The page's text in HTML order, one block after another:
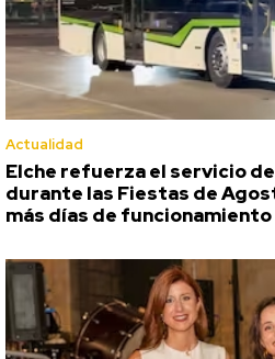
Actualidad
Elche refuerza el servicio
durante las Fiestas de
más días de funcionamiento